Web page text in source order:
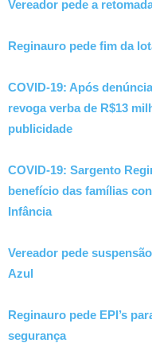
Vereador pede a
Reginauro pede fim da
COVID-19: Após
revoga verba de R$13
publicidade
COVID-19: Sargento
benefício das famílias
Infância
Vereador pede
Azul
Reginauro pede EPI’s
segurança